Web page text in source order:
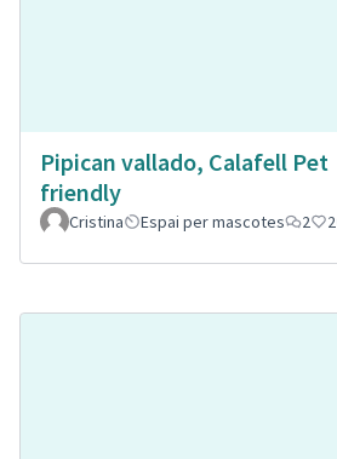
Pipican vallado, Calafell Pet
friendly
Cristina
Espai per mascotes 2 2